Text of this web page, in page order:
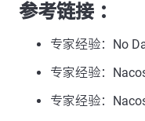
参考链接 ：
专家经验：No
专家经验：
专家经验：